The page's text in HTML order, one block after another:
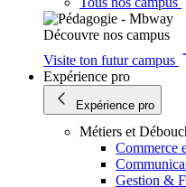
Découvre nos campus
Visite ton futur campus
Expérience pro
Expérience pro
Métiers et
Commerce
Gestion &